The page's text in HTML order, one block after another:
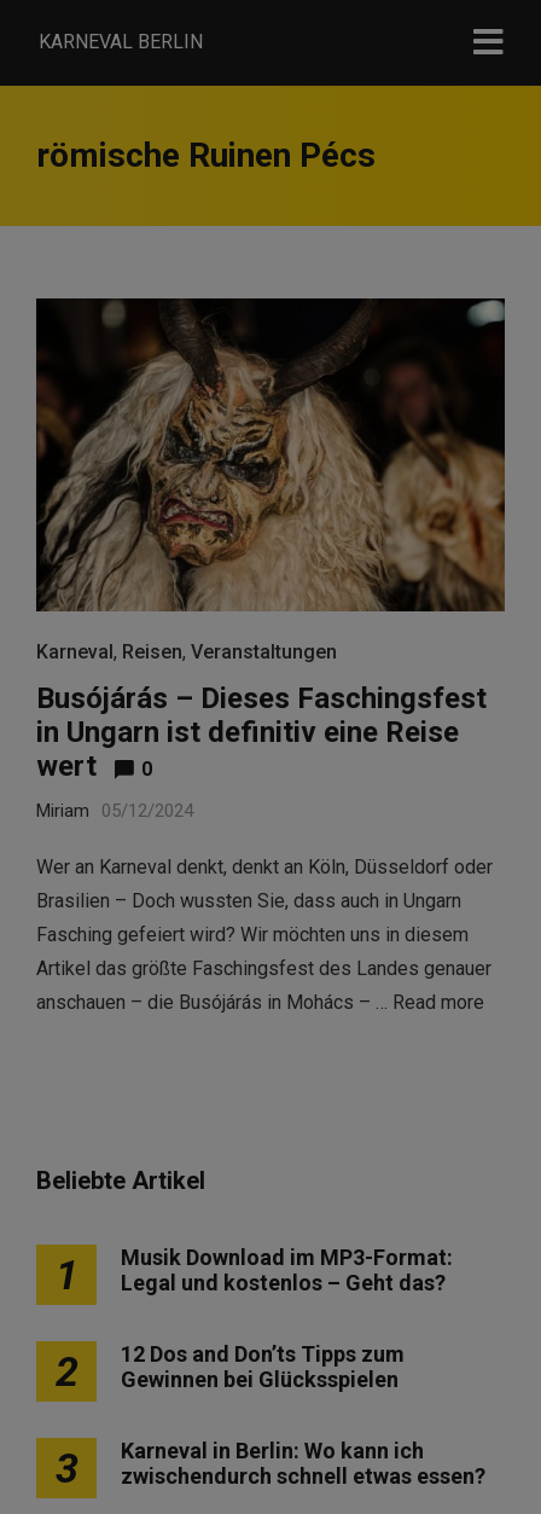
KARNEVAL BERLIN
römische Ruinen Pécs
Karneval, Reisen, Veranstaltungen
Busójárás – Dieses Faschingsfest
in Ungarn ist definitiv eine Reise
wert
0
Miriam 05/12/2024
Wer an Karneval denkt, denkt an Köln, Düsseldorf oder
Brasilien – Doch wussten Sie, dass auch in Ungarn
Fasching gefeiert wird? Wir möchten uns in diesem
Artikel das größte Faschingsfest des Landes genauer
anschauen – die Busójárás in Mohács – … Read more
Beliebte Artikel
1
Musik Download im MP3-Format:
Legal und kostenlos – Geht das?
2
12 Dos and Don’ts Tipps zum
Gewinnen bei Glücksspielen
3
Karneval in Berlin: Wo kann ich
zwischendurch schnell etwas essen?